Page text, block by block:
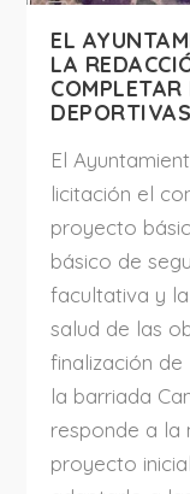
EL
LA
El
licitación el
proyecto
básico de
facultativa y
salud de las
finalización
la barriada
responde a la
proyecto